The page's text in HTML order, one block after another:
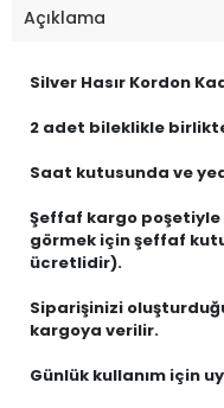
Açıklama
Silver Hasır Kordon
2 adet bileklikle
Saat kutusunda ve
Şeffaf kargo poşetiyle
görmek için şeffaf
ücretlidir).
Siparişinizi
kargoya verilir.
Günlük kullanım için